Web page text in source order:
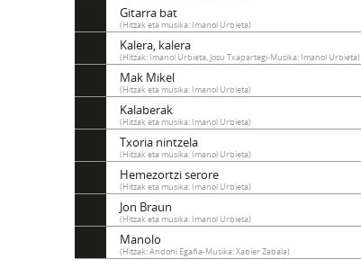
Gitarra bat
(Hitzak eta musika: Imanol Urbieta)
Kalera, kalera
(Hitzak: Imanol Urbieta, Josu Txapartegi-Musika: Imanol Urbieta)
Mak Mikel
(Hitzak eta musika: Imanol Urbieta)
Kalaberak
(Hitzak eta musika: Imanol Urbieta)
Txoria nintzela
(Hitzak eta musika: Imanol Urbieta)
Hemezortzi serore
(Hitzak eta musika: Imanol Urbieta)
Jon Braun
(Hitzak eta musika: Imanol Urbieta)
Manolo
(Hitzak: Andoni Egaña-Musika: Xabier Zabala)